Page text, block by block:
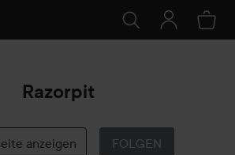
Razorpit
anzeigen FOLGEN